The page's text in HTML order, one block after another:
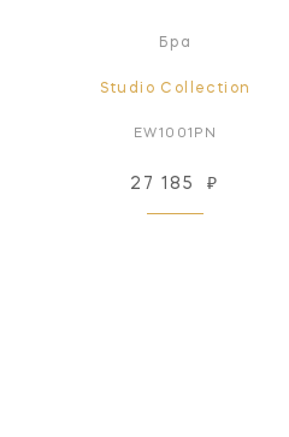
Бра
Studio Collection
EW1001PN
27 185 ₽